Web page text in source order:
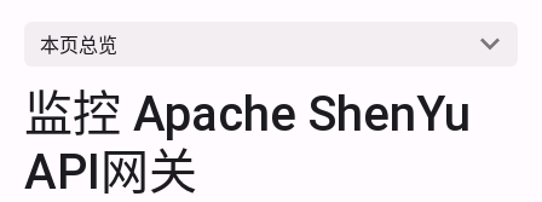
本页总览
监控 Apache ShenYu
API网关